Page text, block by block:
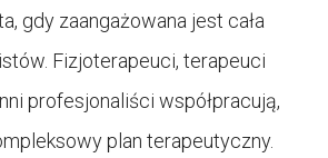
gdy zaangażowana jest cała
Fizjoterapeuci, terapeuci
profesjonaliści współpracują,
plan terapeutyczny.